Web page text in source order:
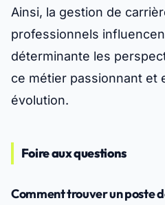
Ainsi, la gestion de
professionnels
déterminante les
ce métier passionnant et
évolution.
Foire aux questions
Comment trouver un poste